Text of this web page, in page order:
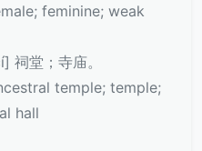
feminine; weak
祠堂；寺庙。
temple; temple;
hall